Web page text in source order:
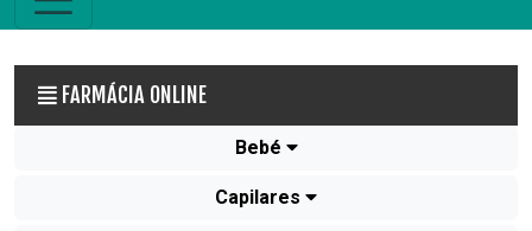
FARMÁCIA ONLINE
Bebé
Capilares